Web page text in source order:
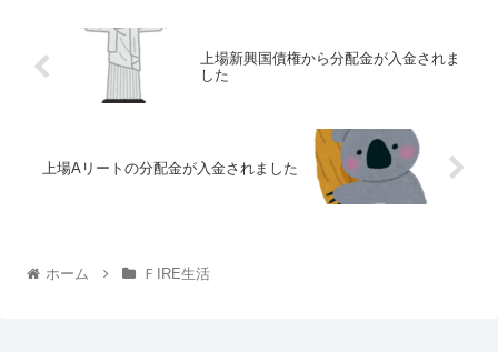
上場新興国債権から分配金が入金されま
した
上場Aリートの分配金が入金されました
ホーム ＦIRE生活